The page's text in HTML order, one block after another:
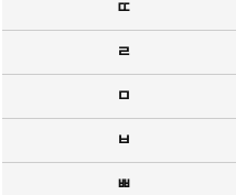
ㄸ
ㄹ
ㅁ
ㅂ
ㅃ